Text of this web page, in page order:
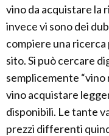
vino da acquistare la
invece vi sono dei
compiere una
sito. Si può cercare
semplicemente “vino
vino acquistare
disponibili. Le tante
prezzi differenti